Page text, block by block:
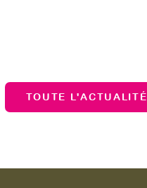
TOUTE L'ACTUALITÉ